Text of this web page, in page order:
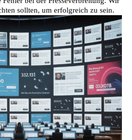
sollten, um erfolgreich zu sein.